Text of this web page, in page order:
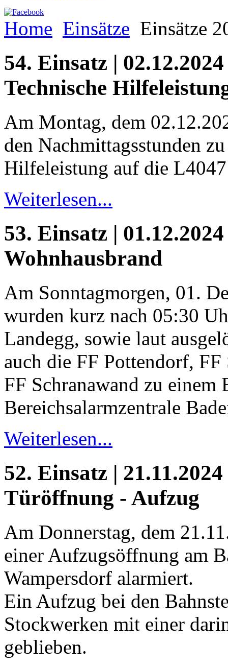
Home Einsätze Einsätze
54. Einsatz |
Technische
Am Montag, dem
den Nachmittagsstunden
Hilfeleistung auf die
Weiterlesen...
53. Einsatz |
Wohnhausbrand
Am Sonntagmorgen, 01.
wurden kurz nach 05:30
Landegg, sowie laut
auch die FF Pottendorf,
FF Schranawand zu einem
Bereichsalarmzentrale
Weiterlesen...
52. Einsatz |
Türöffnung - Aufzug
Am Donnerstag, dem
einer Aufzugsöffnung am
Wampersdorf alarmiert.
Ein Aufzug bei den
Stockwerken mit einer
geblieben.